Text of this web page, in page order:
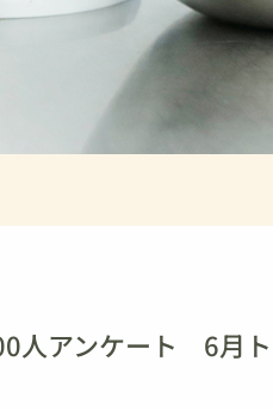
人アンケート 6月